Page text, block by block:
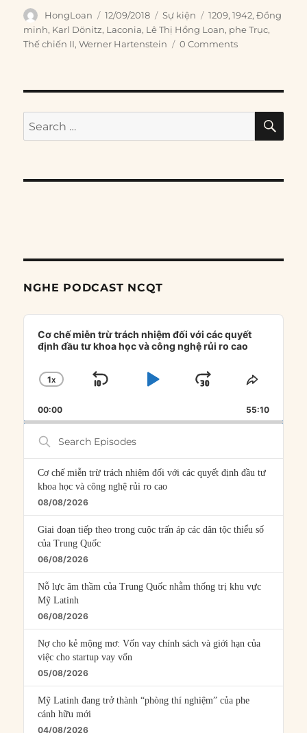
Author
HongLoan
Posted
on
12/09/2018 Categories
Sự kiện Tags
1209,1942,Đồng
minh, Karl Dönitz, Laconia, Lê Thị Hồng Loan, phe Trục,
Thế chiến II,Werner Hartenstein 0 Comments
Search
for:
NGHE PODCAST NCQT
Audio
Player
Cơ chế miễn trừ trách nhiệm đối với các quyết
định đầu tư khoa học và công nghệ rủi ro cao
CHANGE
RATE
1X
SKIP
PLAYJUMP
FORWARD
SHARE
00:00 55:10
Search
Episodes
Cơ chế miễn trừ trách nhiệm đối với các quyết định đầu tư
khoa học và công nghệ rủi ro cao
08/08/2026
Giai đoạn tiếp theo trong cuộc trấn áp các dân tộc thiểu số
của Trung Quốc
06/08/2026
Nỗ lực âm thầm của Trung Quốc nhằm thống trị khu vực
Mỹ Latinh
06/08/2026
Nợ cho kẻ mộng mơ: Vốn vay chính sách và giới hạn của
việc cho startup vay vốn
05/08/2026
Mỹ Latinh đang trở thành “phòng thí nghiệm” của phe
cánh hữu mới
04/08/2026